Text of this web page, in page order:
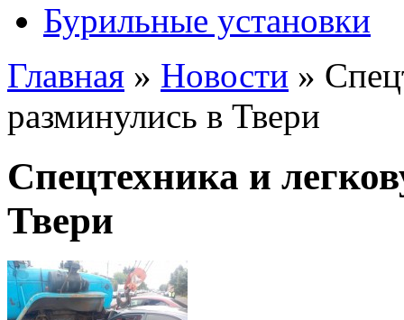
Бурильные установки
Главная » Новости »
разминулись в Твери
Спецтехника и
Твери